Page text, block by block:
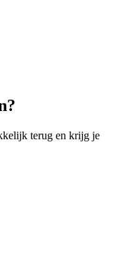
terug en krijg je